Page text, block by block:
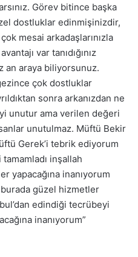
Görev bitince başka
dostluklar edinmişinizdir,
mesai arkadaşlarınızla
var tanıdığınız
an araya biliyorsunuz.
çok dostluklar
sonra arkanızdan ne
unutur ama verilen değeri
unutulmaz. Müftü Bekir
Gerek’i tebrik ediyorum
tamamladı inşallah
yapacağına inanıyorum
güzel hizmetler
edindiği tecrübeyi
inanıyorum”